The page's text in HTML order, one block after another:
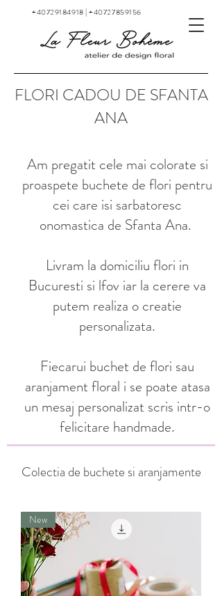
+40729184918|+40727859156
FLORI CADOU DE SFANTA
ANA
Am pregatit cele mai colorate si
proaspete buchete de flori pentru
cei care isi sarbatoresc
onomastica de Sfanta Ana.
Livram la domiciliu flori in
Bucuresti si lfov iar la cerere va
putem realiza o creatie
personalizata.
Fiecarui buchet de flori sau
aranjament floral i se poate atasa
un mesaj personalizat scris intr-o
felicitare handmade.
Colectia de buchete si aranjamente
New